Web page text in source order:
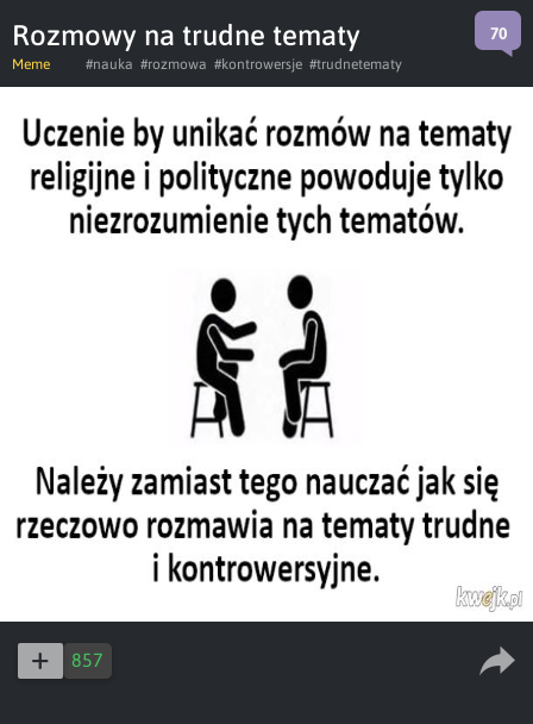
Rozmowy na trudne tematy 70
Meme #nauka #rozmowa #kontrowersje #trudnetematy
857